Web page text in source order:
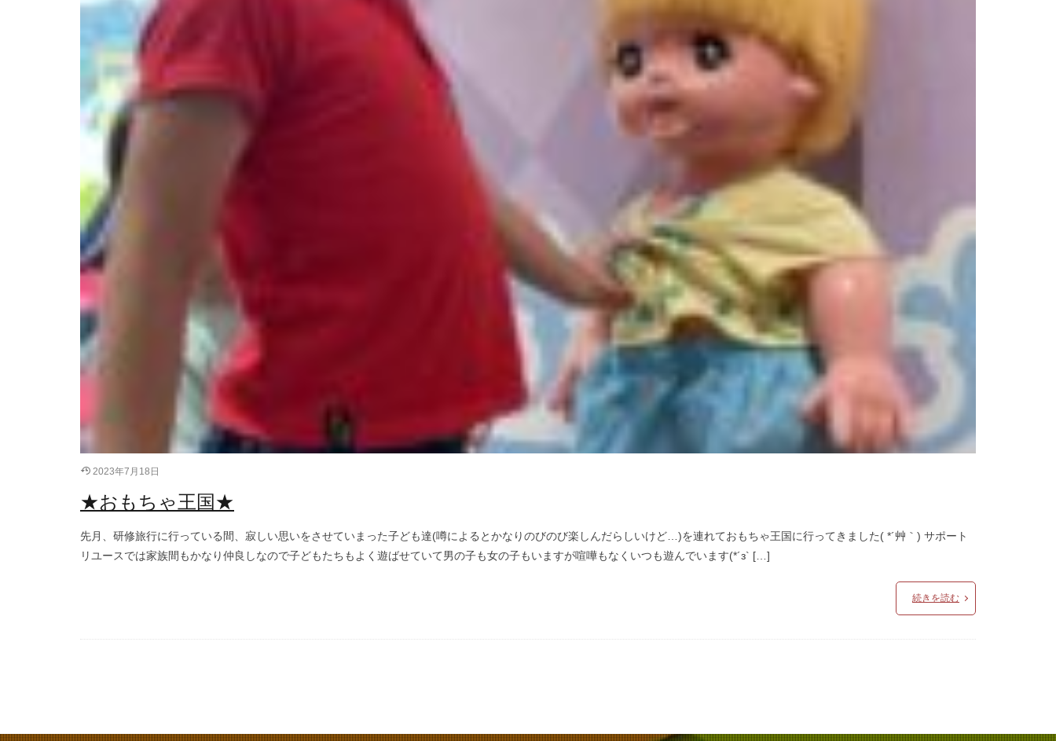
2023年7月18日
★おもちゃ王国★
先月、研修旅行に行っている間、寂しい思いをさせていまった子ども達(噂によるとかなりのびのび楽しんだらしいけど…)を連れておもちゃ王国に行ってきました( *´艸｀) サポート
リユースでは家族間もかなり仲良しなので子どもたちもよく遊ばせていて男の子も女の子もいますが喧嘩もなくいつも遊んでいます(*´з` […]
続きを読む